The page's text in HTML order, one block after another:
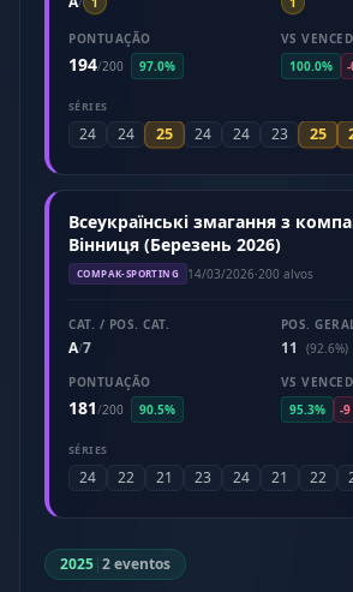
PONTUAÇÃO
194/200 97.0%
VS
100.0%
SÉRIES
24 24 25 24 24 23 25
Всеукраїнські змагання з
Вінниця (Березень 2026)
COMPAK-SPORTING 14/03/2026·200 alvos
CAT. / POS. CAT.
A/7
POS.
11
(92.6%)
PONTUAÇÃO
181/200 90.5%
VS
95.3%
-9
SÉRIES
24 22 21 23 24 21 22
2025|2 eventos